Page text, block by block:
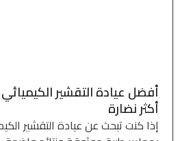
أفضل عيادة التقشير
أكثر نضارة
إذا كنت تبحث عن عيادة التقشير